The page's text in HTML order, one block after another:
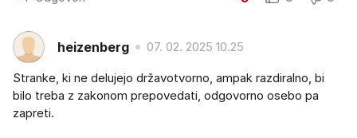
heizenberg 07. 02. 2025 10.25
Stranke, ki ne delujejo državotvorno, ampak razdiralno, bi
bilo treba z zakonom prepovedati, odgovorno osebo pa
zapreti.